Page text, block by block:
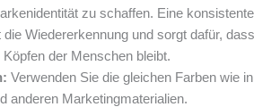
zu schaffen. Eine konsistente
Wiedererkennung und sorgt dafür, dass
Köpfen der Menschen bleibt.
Verwenden Sie die gleichen Farben wie in
anderen Marketingmaterialien.